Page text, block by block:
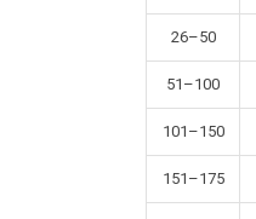
26–50
51–100
101–150
151–175